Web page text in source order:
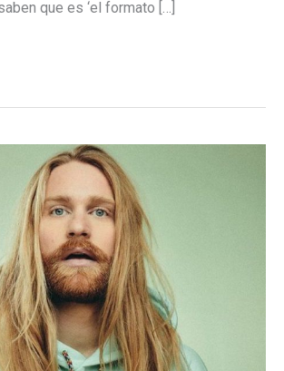
que es ‘el formato […]